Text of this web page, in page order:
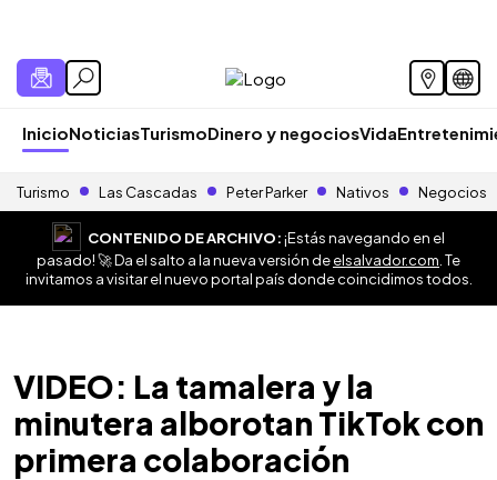
InicioNoticiasTurismoDinero y negociosVida
Turismo Las Cascadas Peter Parker Nativos Negocios
CONTENIDO DE ARCHIVO:¡Estás navegando en el
pasado! 🚀 Da el salto a la nueva versión deelsalvador.com . Te
invitamos a visitar el nuevo portal país donde coincidimos todos.
VIDEO: La tamalera y la
minutera alborotan TikTok con
primera colaboración